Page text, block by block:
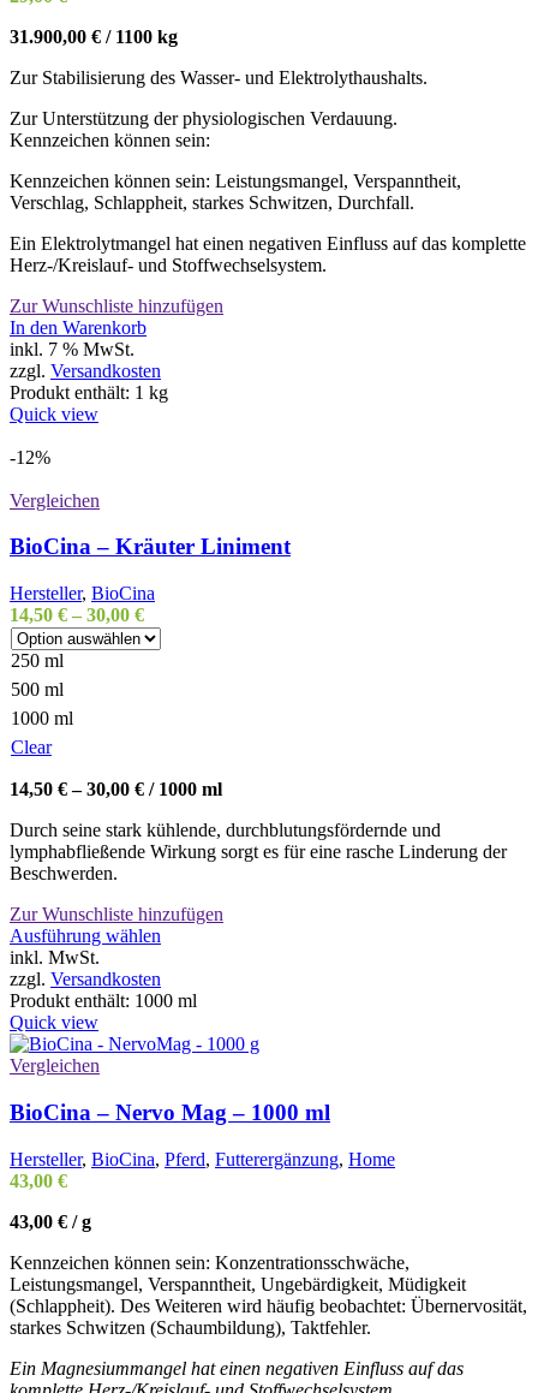
31.900,00 € / 1100 kg
Zur Stabilisierung des Wasser- und Elektrolythaushalts.
Zur Unterstützung der physiologischen Verdauung.
Kennzeichen können sein:
Kennzeichen können sein: Leistungsmangel, Verspanntheit,
Verschlag, Schlappheit, starkes Schwitzen, Durchfall.
Ein Elektrolytmangel hat einen negativen Einfluss auf das komplette
Herz-/Kreislauf- und Stoffwechselsystem.
Zur Wunschliste hinzufügen
In den Warenkorb
inkl. 7 % MwSt.
zzgl. Versandkosten
Produkt enthält: 1 kg
Quick view
-12%
Vergleichen
BioCina – Kräuter Liniment
Hersteller, BioCina
14,50 € – 30,00 €
250 ml
500 ml
1000 ml
Clear
14,50 €–30,00 € / 1000 ml
Durch seine stark kühlende, durchblutungsfördernde und
lymphabfließende Wirkung sorgt es für eine rasche Linderung der
Beschwerden.
Zur Wunschliste hinzufügen
Ausführung wählen
mehrere
auf.
können
auf
der
Produktseite
inkl. MwSt.
zzgl. Versandkosten
Produkt enthält: 1000 ml
Quick view
Vergleichen
BioCina – Nervo Mag – 1000 ml
Hersteller, BioCina, Pferd, Futterergänzung, Home
43,00 €
43,00 € /g
Kennzeichen können sein: Konzentrationsschwäche,
Leistungsmangel, Verspanntheit, Ungebärdigkeit, Müdigkeit
(Schlappheit). Des Weiteren wird häufig beobachtet: Übernervosität,
starkes Schwitzen (Schaumbildung), Taktfehler.
Ein Magnesiummangel hat einen negativen Einfluss auf das